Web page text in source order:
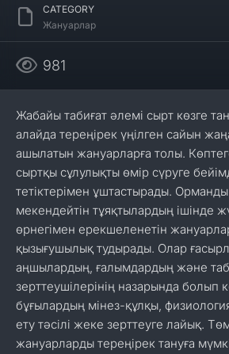
CATEGORY
Жануарлар
981
Жабайы табиғат әлемі сырт көзге
алайда тереңірек үңілген сайын
ашылатын жануарларға толы.
сыртқы сұлулықты өмір сүруге
тетіктерімен ұштастырады.
мекендейтін тұяқтылардың ішінде
өрнегімен ерекшеленетін
қызығушылық тудырады. Олар
аңшылардың, ғалымдардың және
зерттеушілерінің назарында болып
бұғылардың мінез-құлқы,
ету тәсілі жеке зерттеуге лайық.
жануарларды тереңірек тануға